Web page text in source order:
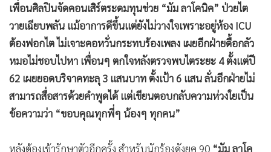
• Factcheck
• ญี่ปุ่น
• News1
• Gotomanager
เพื่อนศิลปินจัดคอนเสิร์ตระดมทุนช่วย “มัม ลาโคนิค” ป่วยไต
วายเฉียบพลัน แม้อาการดีขึ้นแต่ยังไม่วางใจเพราะอยู่ห้อง ICU
ต้องฟอกไต ไม่เจาะคอหวั่นกระทบร้องเพลง เผยอีกฝ่ายดื้อกลัว
หมอไม่ชอบไปหา เพื่อนๆ ตกใจหลังตรวจพบไตระยะ 4 ตั้งแต่ปี
62 เผยยอดบริจาคทะลุ 3 แสนบาท ตั้งเป้า 6 แสน ลั่นอีกฝ่ายไม่
สามารถสื่อสารด้วยคำพูดได้ แต่เขียนตอบกลับความห่วงใยเป็น
ข้อความว่า “ขอบคุณทุกพี่ๆ น้องๆ ทุกคน”
หลังต้องเข้ารักษาตัวอีกครั้ง สำหรับนักร้องดังยุค 90 “มัม ลาโค